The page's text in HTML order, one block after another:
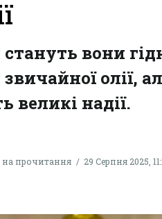
вони
олії,
великі надії.
на прочитання 29 Серпня 2025,